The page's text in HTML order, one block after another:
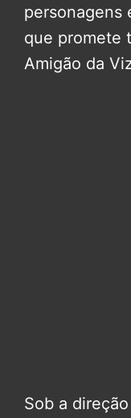
personagens
que promete
Amigão da
Sob a